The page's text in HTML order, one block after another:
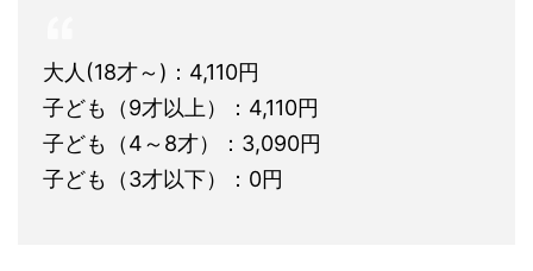
大人(18才～)：4,110円
子ども（9才以上）：4,110円
子ども（4～8才）：3,090円
子ども（3才以下）：0円